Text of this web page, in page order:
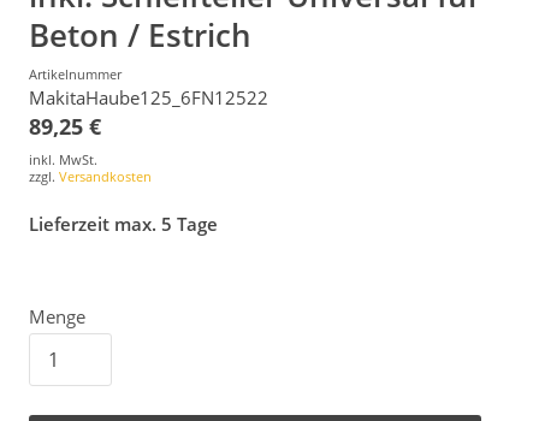
Beton / Estrich
Artikelnummer
MakitaHaube125_6FN12522
89,25 €
inkl. MwSt.
zzgl. Versandkosten
Lieferzeit max. 5 Tage
Menge